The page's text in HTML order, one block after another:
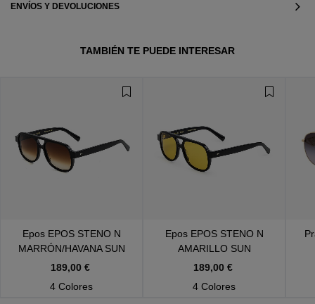
ENVÍOS Y DEVOLUCIONES
TAMBIÉN TE PUEDE INTERESAR
Epos EPOS STENO N
MARRÓN/HAVANA SUN
189,00 €
4 Colores
Epos EPOS STENO N
AMARILLO SUN
189,00 €
4 Colores